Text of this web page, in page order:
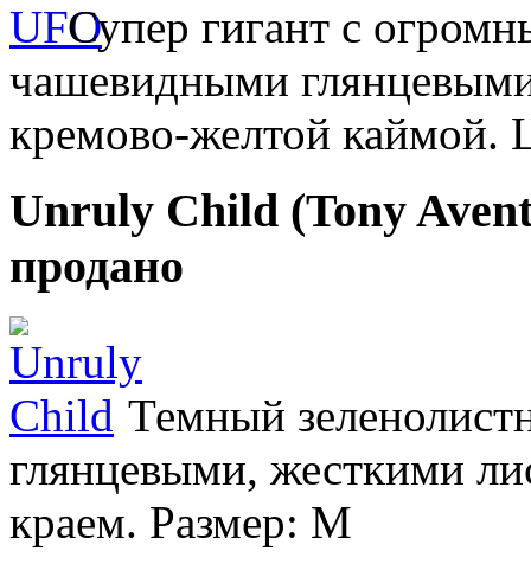
Супер гигант с
чашевидными
кремово-желтой каймой.
Unruly Child (Tony
продано
Темный
глянцевыми, жесткими
краем. Размер: M